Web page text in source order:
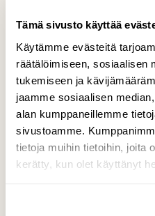
Tämä sivusto käyttää
Käytämme evästeitä
räätälöimiseen, sosiaalisen
tukemiseen ja
jaamme sosiaalisen
alan kumppaneillemme
sivustoamme.
tietoja muihin tietoihin, joita
kerätty, kun olet käyttänyt
Pekka Tuuri,
Olli-Pekka